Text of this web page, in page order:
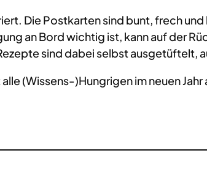
Die Postkarten sind bunt, frech
an Bord wichtig ist, kann auf der
sind dabei selbst ausgetüftelt,
(Wissens-)Hungrigen im neuen